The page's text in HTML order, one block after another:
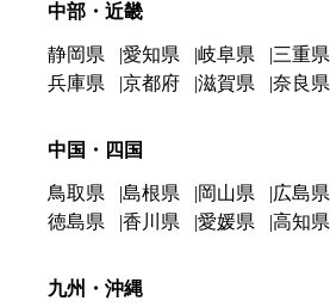
中部・近畿
静岡県 愛知県 岐阜県 三重県
兵庫県
京都府 滋賀県 奈良県
中国・四国
鳥取県 島根県 岡山県 広島県
徳島県
香川県 愛媛県 高知県
九州・沖縄